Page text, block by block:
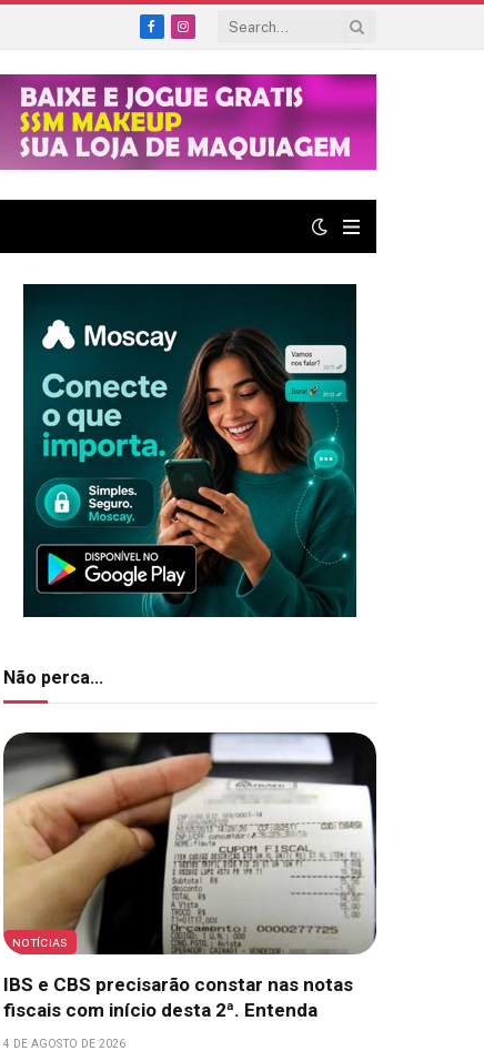
FacebookInstagram
Não perca...
NOTÍCIAS
IBS e CBS precisarão constar nas notas
fiscais com início desta 2ª. Entenda
4 DE AGOSTO DE 2026